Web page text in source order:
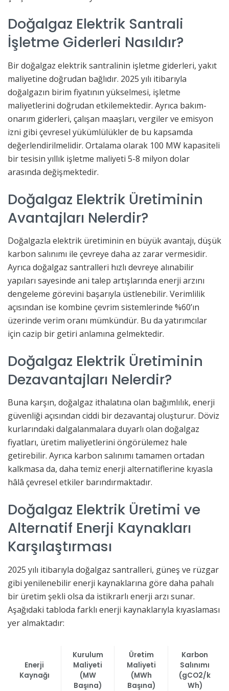
Doğalgaz Elektrik Santrali
İşletme Giderleri Nasıldır?
Bir doğalgaz elektrik santralinin işletme giderleri, yakıt
maliyetine doğrudan bağlıdır. 2025 yılı itibarıyla
doğalgazın birim fiyatının yükselmesi, işletme
maliyetlerini doğrudan etkilemektedir. Ayrıca bakım-
onarım giderleri, çalışan maaşları, vergiler ve emisyon
izni gibi çevresel yükümlülükler de bu kapsamda
değerlendirilmelidir. Ortalama olarak 100 MW kapasiteli
bir tesisin yıllık işletme maliyeti 5-8 milyon dolar
arasında değişmektedir.
Doğalgaz Elektrik Üretiminin
Avantajları Nelerdir?
Doğalgazla elektrik üretiminin en büyük avantajı, düşük
karbon salınımı ile çevreye daha az zarar vermesidir.
Ayrıca doğalgaz santralleri hızlı devreye alınabilir
yapıları sayesinde ani talep artışlarında enerji arzını
dengeleme görevini başarıyla üstlenebilir. Verimlilik
açısından ise kombine çevrim sistemlerinde %60’ın
üzerinde verim oranı mümkündür. Bu da yatırımcılar
için cazip bir getiri anlamına gelmektedir.
Doğalgaz Elektrik Üretiminin
Dezavantajları Nelerdir?
Buna karşın, doğalgaz ithalatına olan bağımlılık, enerji
güvenliği açısından ciddi bir dezavantaj oluşturur. Döviz
kurlarındaki dalgalanmalara duyarlı olan doğalgaz
fiyatları, üretim maliyetlerini öngörülemez hale
getirebilir. Ayrıca karbon salınımı tamamen ortadan
kalkmasa da, daha temiz enerji alternatiflerine kıyasla
hâlâ çevresel etkiler barındırmaktadır.
Doğalgaz Elektrik Üretimi ve
Alternatif Enerji Kaynakları
Karşılaştırması
2025 yılı itibarıyla doğalgaz santralleri, güneş ve rüzgar
gibi yenilenebilir enerji kaynaklarına göre daha pahalı
bir üretim şekli olsa da istikrarlı enerji arzı sunar.
Aşağıdaki tabloda farklı enerji kaynaklarıyla kıyaslaması
yer almaktadır:
Enerji
Kaynağı
Kurulum
Maliyeti
(MW
Başına)
Üretim
Maliyeti
(MWh
Başına)
Karbon
Salınımı
(gCO2/k
Wh)